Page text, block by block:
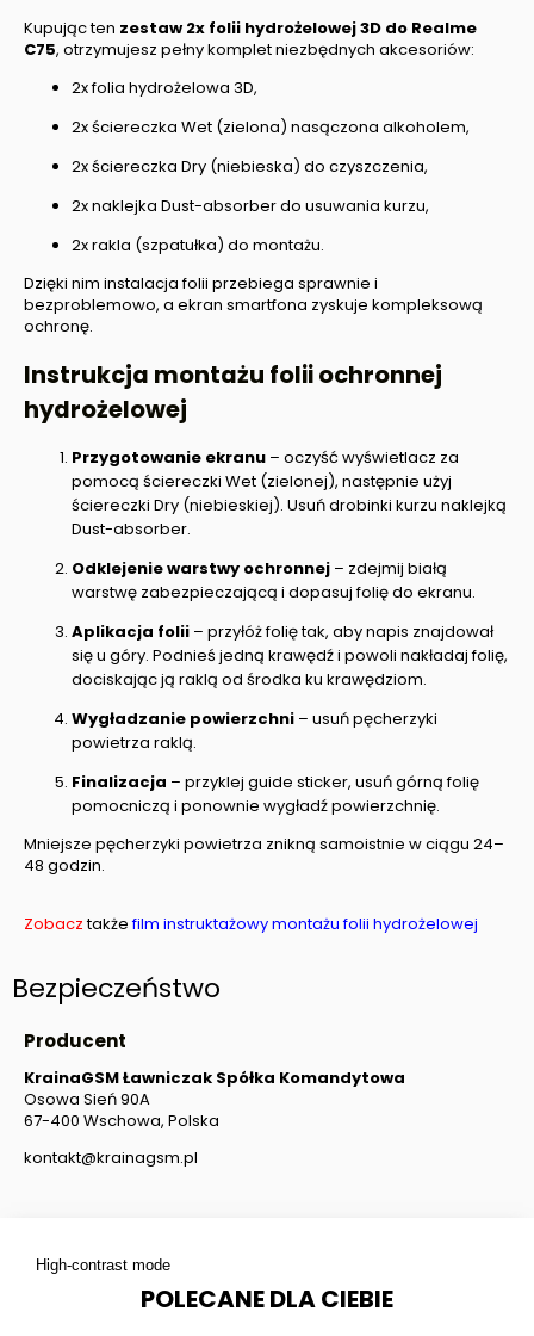
Kupując ten zestaw 2x folii hydrożelowej 3D do Realme
C75, otrzymujesz pełny komplet niezbędnych akcesoriów:
2x folia hydrożelowa 3D,
2x ściereczka Wet (zielona) nasączona alkoholem,
2x ściereczka Dry (niebieska) do czyszczenia,
2x naklejka Dust-absorber do usuwania kurzu,
2x rakla (szpatułka) do montażu.
Dzięki nim instalacja folii przebiega sprawnie i
bezproblemowo, a ekran smartfona zyskuje kompleksową
ochronę.
Instrukcja montażu folii ochronnej
hydrożelowej
Przygotowanie ekranu – oczyść wyświetlacz za
pomocą ściereczki Wet (zielonej), następnie użyj
ściereczki Dry (niebieskiej). Usuń drobinki kurzu naklejką
Dust-absorber.
Odklejenie warstwy ochronnej – zdejmij białą
warstwę zabezpieczającą i dopasuj folię do ekranu.
Aplikacja folii – przyłóż folię tak, aby napis znajdował
się u góry. Podnieś jedną krawędź i powoli nakładaj folię,
dociskając ją raklą od środka ku krawędziom.
Wygładzanie powierzchni – usuń pęcherzyki
powietrza raklą.
Finalizacja – przyklej guide sticker, usuń górną folię
pomocniczą i ponownie wygładź powierzchnię.
Mniejsze pęcherzyki powietrza znikną samoistnie w ciągu 24–
48 godzin.
Zobacztakżefilm instruktażowy montażu folii hydrożelowej
Bezpieczeństwo
Producent
KrainaGSM Ławniczak Spółka Komandytowa
Osowa Sień 90A
67-400 Wschowa, Polska
kontakt@krainagsm.pl
High-contrast mode
POLECANE DLA CIEBIE